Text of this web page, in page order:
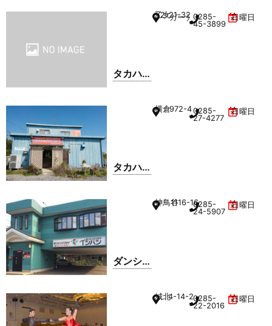
タカハ
乙女
2-21-32
ガーデンプレイス
0285-
45-3899
日曜日
タカハ
横倉972-40285-
27-4277
日曜日
ダンシ
神鳥谷1116-160285-
24-5907
日曜日
城北4-14-20285-
22-2016
日曜日